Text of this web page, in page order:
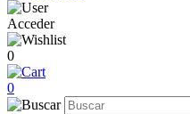
Acceder
0
0